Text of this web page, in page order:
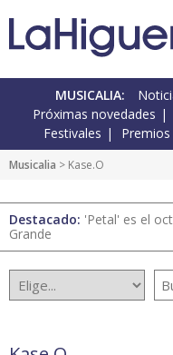
MUSICALIA:
Próximas novedades
Festivales
Premios
Musicalia > Kase.O
Destacado: 'Petal' es el
Grande